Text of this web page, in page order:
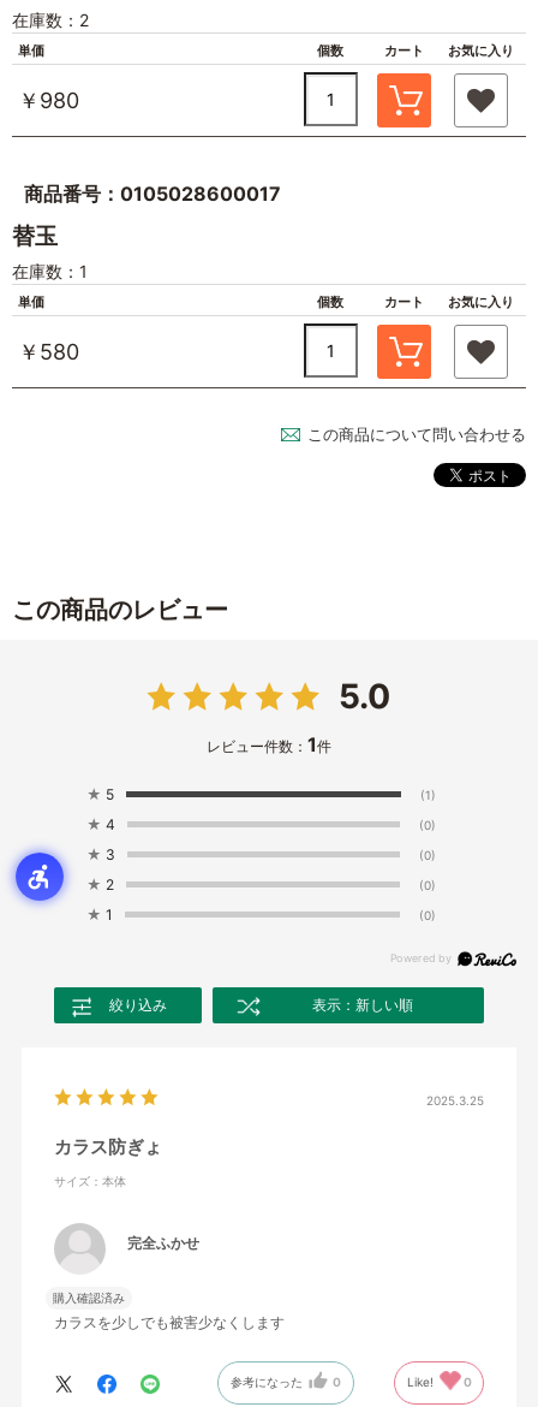
在庫数：2
単価 個数 カート お気に入り
￥980
商品番号：0105028600017
替玉
在庫数：1
単価 個数 カート お気に入り
￥580
この商品について問い合わせる
この商品のレビュー
5.0
レビュー件数： 1件
★ 5 (1)
★ 4 (0)
★ 3 (0)
★ 2 (0)
★ 1 (0)
絞り込み 表示：新しい順
2025.3.25
カラス防ぎょ
サイズ：本体
完全ふかせ
購入確認済み
カラスを少しでも被害少なくします
参考になった 0 Like! 0